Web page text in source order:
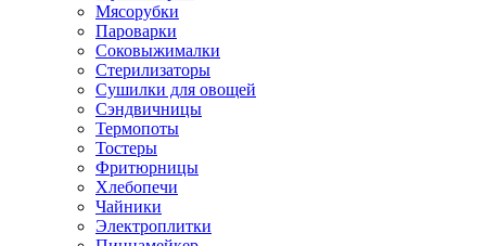
Мясорубки
Пароварки
Соковыжималки
Стерилизаторы
Сушилки для овощей
Сэндвичницы
Термопоты
Тостеры
Фритюрницы
Хлебопечи
Чайники
Электроплитки